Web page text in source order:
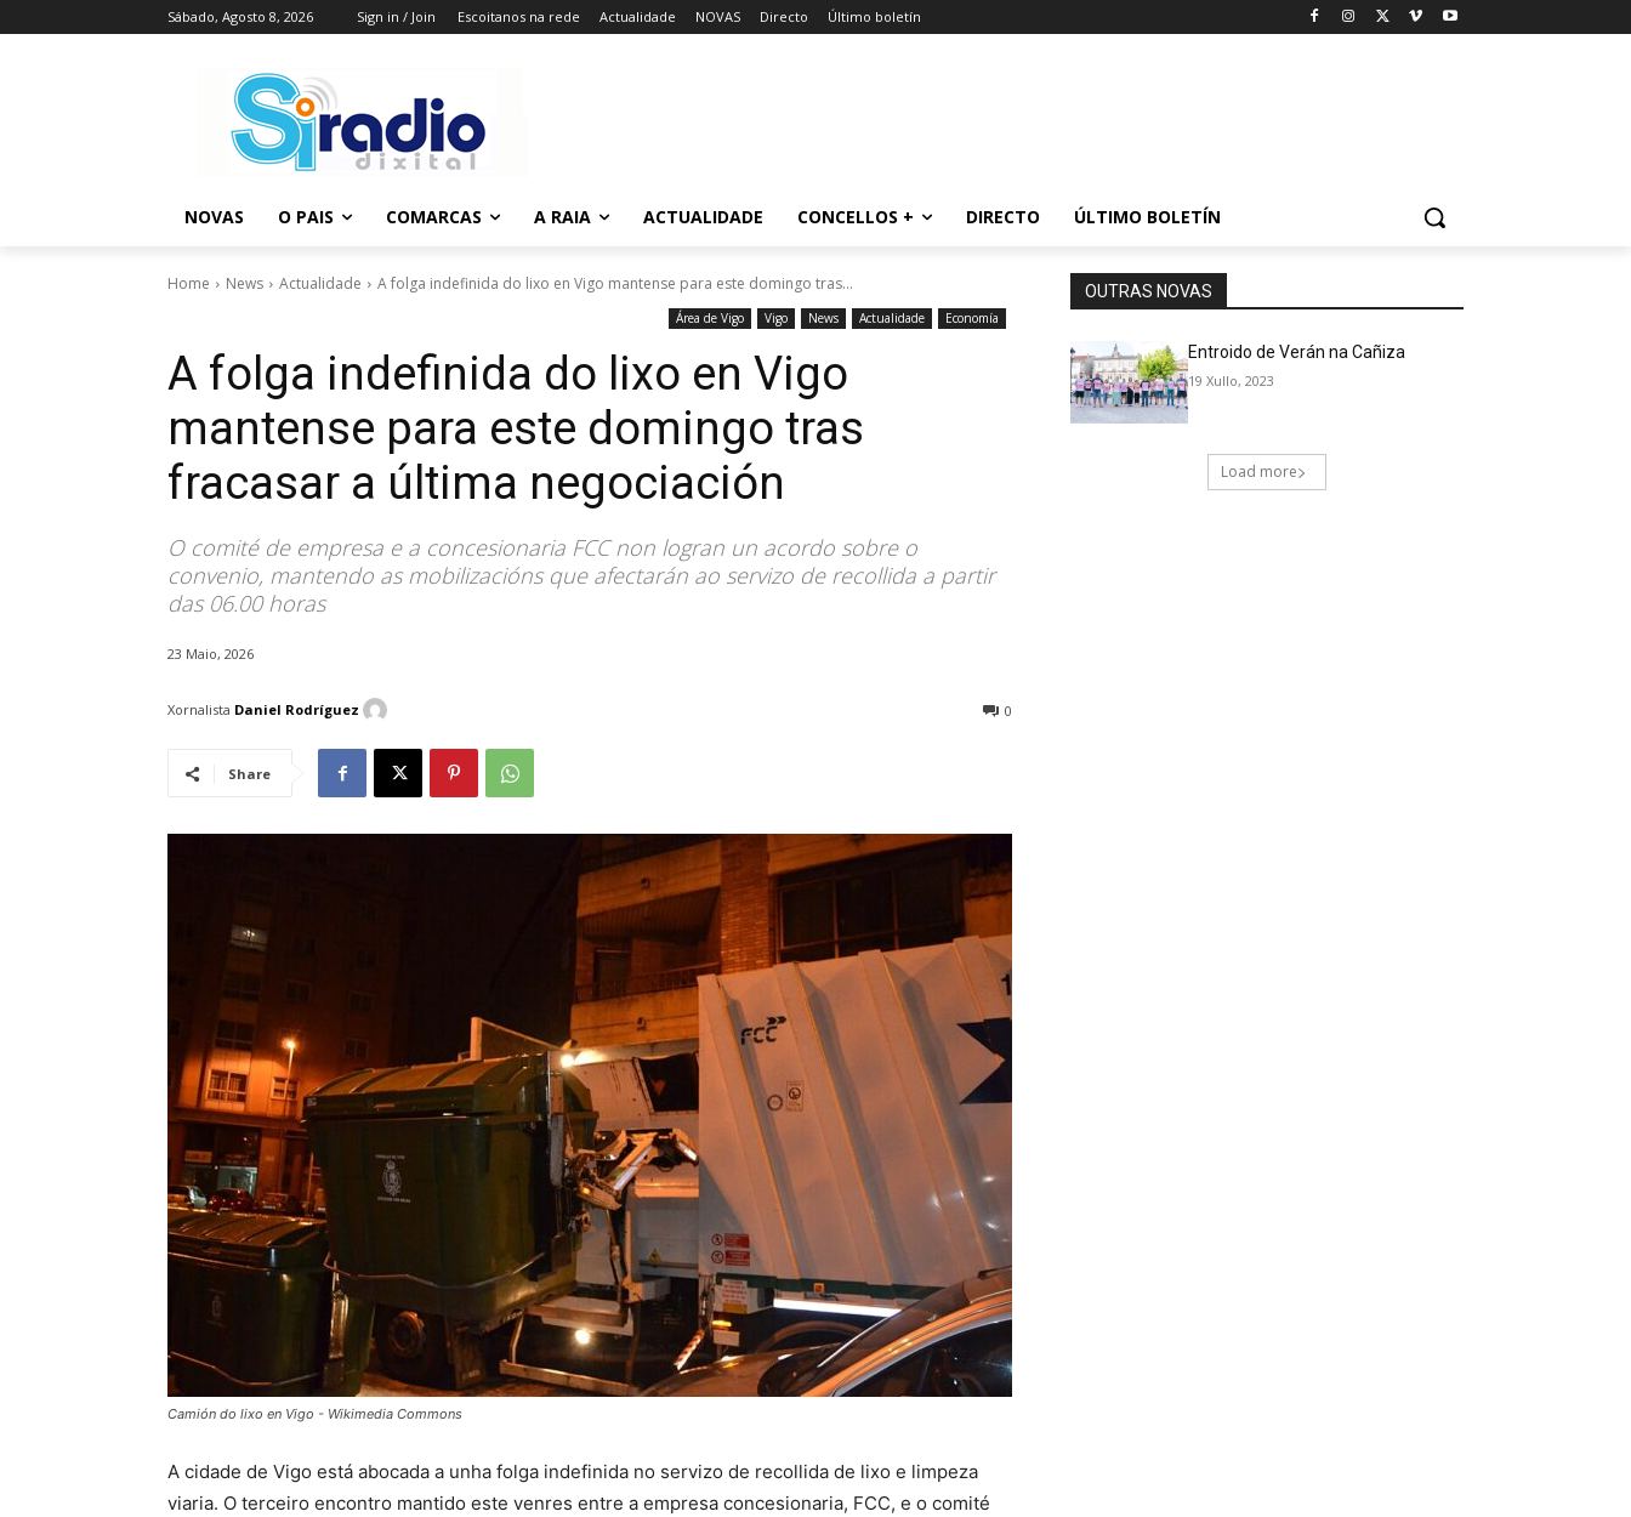
Sábado, Agosto 8, 2026 Sign in / Join Escoitanos na rede Actualidade NOVAS Directo Último boletín
NOVAS O PAIS COMARCAS A RAIA ACTUALIDADE CONCELLOS + DIRECTO ÚLTIMO BOLETÍN
Home News Actualidade A folga indefinida do lixo en Vigo mantense para este domingo tras...
Área de Vigo Vigo News Actualidade Economía
A folga indefinida do lixo en Vigo
mantense para este domingo tras
fracasar a última negociación
O comité de empresa e a concesionaria FCC non logran un acordo sobre o
convenio, mantendo as mobilizacións que afectarán ao servizo de recollida a partir
das 06.00 horas
23 Maio, 2026
0
Xornalista Daniel Rodríguez
Share
Camión do lixo en Vigo - Wikimedia Commons
A cidade de Vigo está abocada a unha folga indefinida no servizo de recollida de lixo e limpeza
viaria. O terceiro encontro mantido este venres entre a empresa concesionaria, FCC, e o comité
OUTRAS NOVAS
Entroido de Verán na Cañiza
19 Xullo, 2023
Load more